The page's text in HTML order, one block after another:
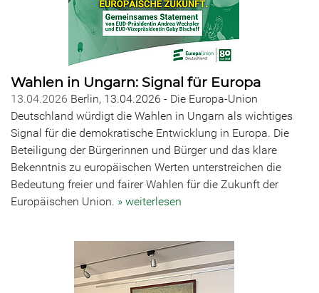
Wahlen in Ungarn: Signal für Europa
13.04.2026 Berlin, 13.04.2026 - Die Europa-Union
Deutschland würdigt die Wahlen in Ungarn als wichtiges
Signal für die demokratische Entwicklung in Europa. Die
Beteiligung der Bürgerinnen und Bürger und das klare
Bekenntnis zu europäischen Werten unterstreichen die
Bedeutung freier und fairer Wahlen für die Zukunft der
Europäischen Union. » weiterlesen